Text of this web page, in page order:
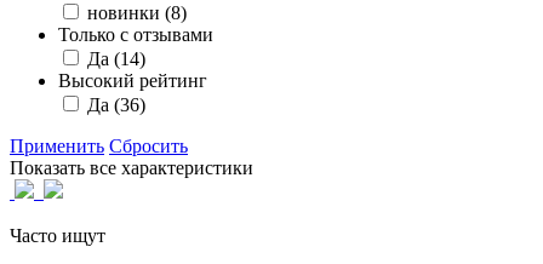
новинки (8)
Только с отзывами
Да (14)
Высокий рейтинг
Да (36)
Применить Сбросить
Показать все характеристики
Часто ищут